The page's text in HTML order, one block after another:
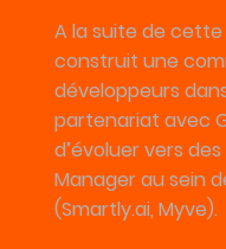
A la suite de
construit une
développeurs
partenariat avec
d’évoluer vers
Manager au sein
(Smartly.ai, Myve).